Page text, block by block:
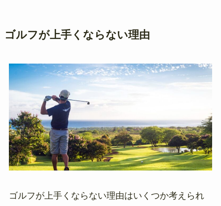
ゴルフが上手くならない理由
ゴルフが上手くならない理由はいくつか考えられ